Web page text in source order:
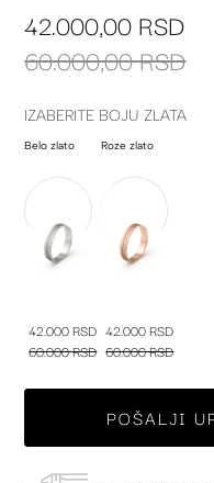
of
images
42.000,00 RSD
60.000,00 RSD
IZABERITE BOJU ZLATA
Belo zlato
42.000 RSD
60.000 RSD
Roze zlato
42.000 RSD
60.000 RSD
POŠALJI